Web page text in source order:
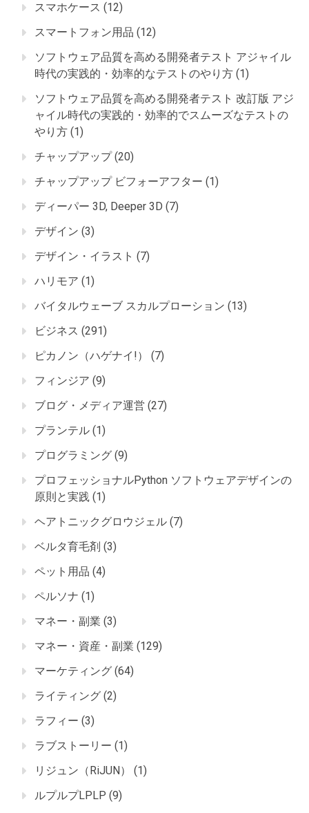
スマホケース (12)
スマートフォン用品 (12)
ソフトウェア品質を高める開発者テスト アジャイル
時代の実践的・効率的なテストのやり方 (1)
ソフトウェア品質を高める開発者テスト 改訂版 アジ
ャイル時代の実践的・効率的でスムーズなテストの
やり方 (1)
チャップアップ(20)
チャップアップ ビフォーアフター (1)
ディーパー 3D, Deeper 3D (7)
デザイン (3)
デザイン・イラスト (7)
ハリモア (1)
バイタルウェーブ スカルプローション (13)
ビジネス (291)
ピカノン（ハゲナイ!）
(7)
フィンジア (9)
ブログ・メディア運営 (27)
プランテル (1)
プログラミング (9)
プロフェッショナルPython ソフトウェアデザインの
原則と実践 (1)
ヘアトニックグロウジェル (7)
ベルタ育毛剤 (3)
ペット用品 (4)
ペルソナ (1)
マネー・副業 (3)
マネー・資産・副業 (129)
マーケティング (64)
ライティング (2)
ラフィー (3)
ラブストーリー (1)
リジュン（RiJUN）
(1)
ルプルプLPLP (9)